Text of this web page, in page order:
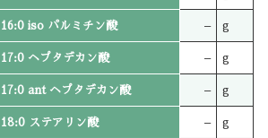
16:0 iso パルミチン酸 – g
17:0 ヘプタデカン酸 – g
17:0 ant ヘプタデカン酸 – g
18:0 ステアリン酸 – g